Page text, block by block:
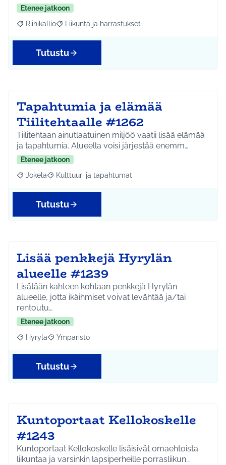
Etenee jatkoon
Rajaa tulokset aihepiirin mukaan: Riihikallio
Riihikallio Rajaa tulokset teeman mukaan: Liikunta ja
Liikunta ja harrastukset
Tutustu
Tapahtumia ja elämää
Tiilitehtaalle #1262
Tiilitehtaan ainutlaatuinen miljöö vaatii lisää elämää
ja tapahtumia. Alueella voisi järjestää enemm…
Etenee jatkoon
Rajaa tulokset aihepiirin mukaan: Jokela
Jokela Rajaa tulokset teeman mukaan: Kulttuuri ja
Kulttuuri ja tapahtumat
Tutustu
Lisää penkkejä Hyrylän
alueelle #1239
Lisätään kahteen kohtaan penkkejä Hyrylän
alueelle, jotta ikäihmiset voivat levähtää ja/tai
rentoutu…
Etenee jatkoon
Rajaa tulokset aihepiirin mukaan: Hyrylä
Hyrylä Rajaa tulokset teeman mukaan: Ympäristö
Ympäristö
Tutustu
Kuntoportaat Kellokoskelle
#1243
Kuntoportaat Kellokoskelle lisäisivät omaehtoista
liikuntaa ja varsinkin lapsiperheille porrasliikun…